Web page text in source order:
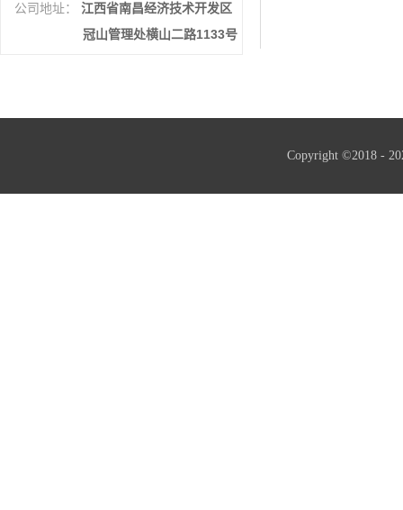
公司地址：
江西省南昌经济技术开发区
冠山管理处横山二路1133号
Copyright ©2018 -